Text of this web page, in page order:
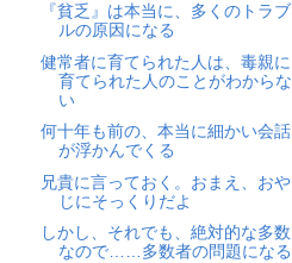
『貧乏』は本当に、多くのトラブ
ルの原因になる
健常者に育てられた人は、毒親に
育てられた人のことがわからな
い
何十年も前の、本当に細かい会話
が浮かんでくる
兄貴に言っておく。おまえ、おや
じにそっくりだよ
しかし、それでも、絶対的な多数
なので……多数者の問題になる